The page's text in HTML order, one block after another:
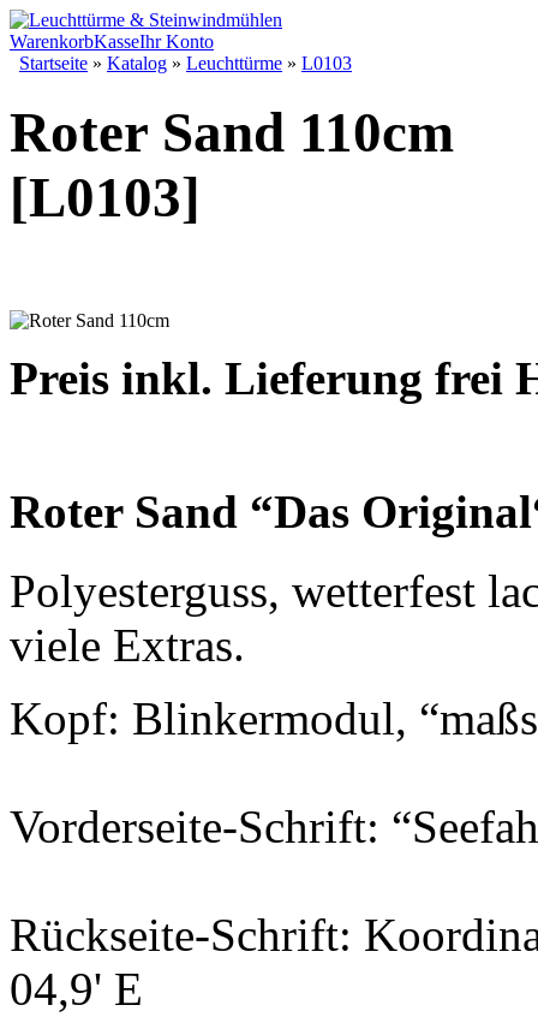
WarenkorbKasseIhr Konto
Startseite » Katalog » Leuchttürme » L0103
Roter Sand 110cm
[L0103]
Preis inkl. Lieferung frei
Roter Sand “Das
Polyesterguss, wetterfest
viele Extras.
Kopf: Blinkermodul,
Vorderseite-Schrift:
Rückseite-Schrift:
04,9' E